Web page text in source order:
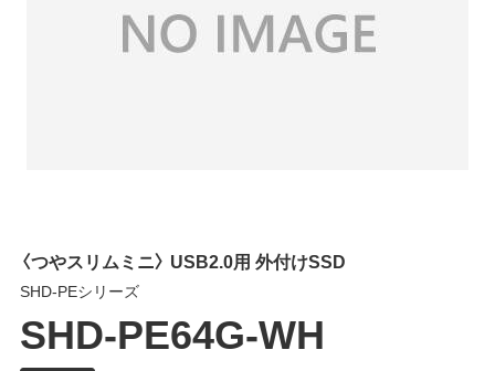
〈つやスリムミニ〉 USB2.0用 外付けSSD
SHD-PEシリーズ
SHD-PE64G-WH